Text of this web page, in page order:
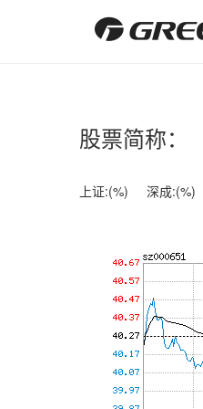
股票简称：
上证:(%) 深成:(%)